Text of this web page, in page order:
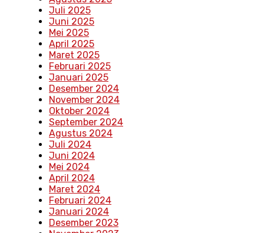
Juli 2025
Juni 2025
Mei 2025
April 2025
Maret 2025
Februari 2025
Januari 2025
Desember 2024
November 2024
Oktober 2024
September 2024
Agustus 2024
Juli 2024
Juni 2024
Mei 2024
April 2024
Maret 2024
Februari 2024
Januari 2024
Desember 2023